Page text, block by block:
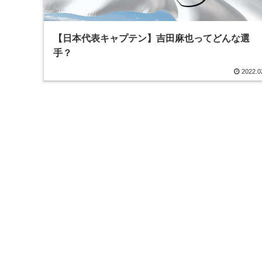
【日本代表キャプテン】吉田麻也ってどんな選
手？